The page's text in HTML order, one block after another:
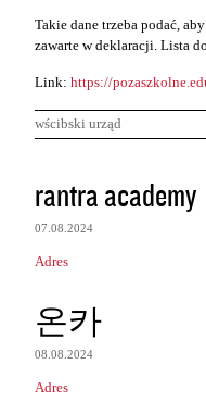
Takie dane trzeba podać,
zawarte w deklaracji. Lista
Link: https://
wścibski urząd
K
o
m
e
n
t
a
r
rantra academy
07.08.2024
Adres
온카
08.08.2024
Adres